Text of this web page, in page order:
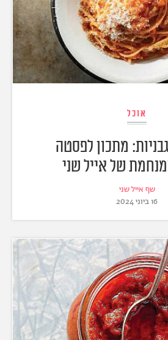
אוכל
מתכון לפסטה
של אייל שני
שף אייל שני
16 ביוני 2024